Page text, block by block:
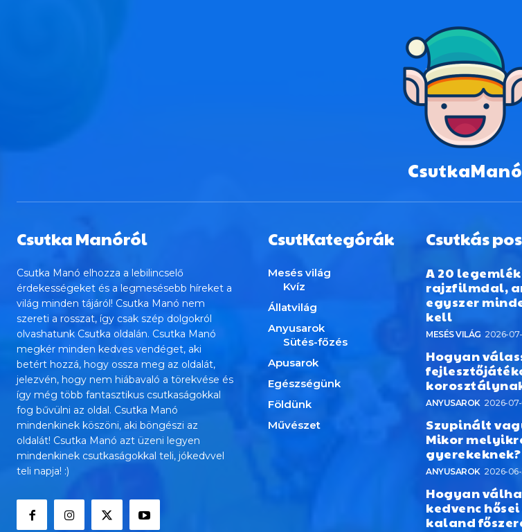
CsutkaManó
Csutka Manóról
Csutka Manó elhozza a lebilincselő
érdekességeket és a legmesésebb híreket a
világ minden tájáról! Csutka Manó nem
szereti a rosszat, így csak szép dolgokról
olvashatunk Csutka oldalán. Csutka Manó
megkér minden kedves vendéget, aki
betért hozzá, hogy ossza meg az oldalát,
jelezvén, hogy nem hiábavaló a törekvése és
így még több fantasztikus csutkaságokkal
fog bűvülni az oldal. Csutka Manó
mindenkinek köszöni, aki böngészi az
oldalát! Csutka Manó azt üzeni legyen
mindenkinek csutkaságokkal teli, jókedvvel
teli napja! :)
CsutKategórák
Mesés világ
Kvíz
Állatvilág
Anyusarok
Sütés-főzés
Apusarok
Egészségünk
Földünk
Művészet
Csutkás
A 20
rajzfilmdal,
egyszer
kell
MESÉS VILÁG 2026-
Hogyan
ANYUSAROK 2026-
Szupinált
Mikor
gyerekeknek?
ANYUSAROK 2026-
Hogyan
kedvenc
kaland